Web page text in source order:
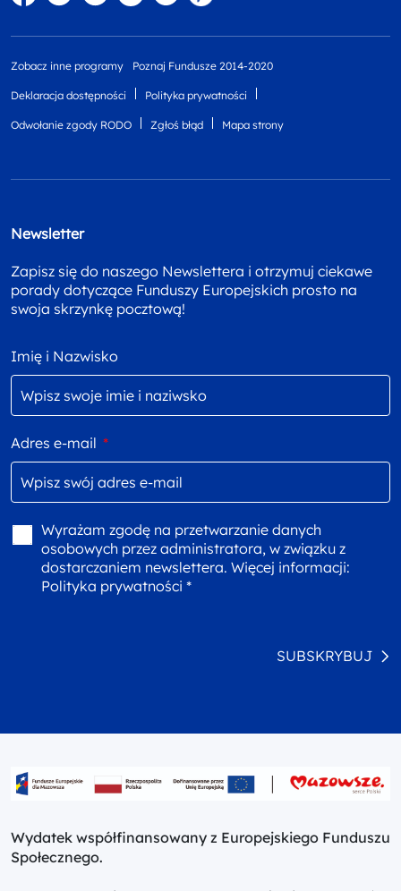
Zobacz inne programy Poznaj Fundusze 2014-2020
Deklaracja dostępności Polityka prywatności
Odwołanie zgody RODO Zgłoś błąd Mapa strony
Newsletter
Zapisz się do naszego Newslettera i otrzymuj ciekawe
porady dotyczące Funduszy Europejskich prosto na
swoja skrzynkę pocztową!
Imię i Nazwisko
Adres e-mail *
Wyrażam zgodę na przetwarzanie danych
osobowych przez administratora, w związku z
dostarczaniem newslettera. Więcej informacji:
Polityka prywatności *
SUBSKRYBUJ
Wydatek współfinansowany z Europejskiego Funduszu
Społecznego.